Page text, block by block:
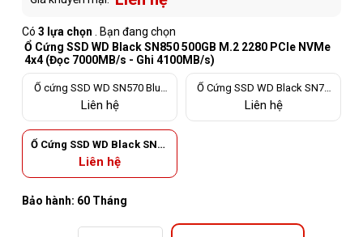
Có 3 lựa chọn
. Bạn đang chọn
Ổ Cứng SSD WD Black SN850 500GB M.2 2280 PCIe NVMe
4x4 (Đọc 7000MB/s - Ghi 4100MB/s)
Ổ cứng SSD WD SN570 Blue
500GB M.2 2280 PCIe NVMe 3
x4 (Đọc 3500MB/s - Ghi 2300
MB/s) - (WDS500G3B0C)
Liên hệ
Ổ Cứng SSD WD Black SN75
0 500GB M.2 2280 PCIe NVMe
3x4 (Đọc 3430MB/s - Ghi 260
0MB/s)
Liên hệ
Ổ Cứng SSD WD Black SN85
0 500GB M.2 2280 PCIe NV
Me 4x4 (Đọc 7000MB/s - Gh
i 4100MB/s)
Liên hệ
Bảo hành: 60 Tháng